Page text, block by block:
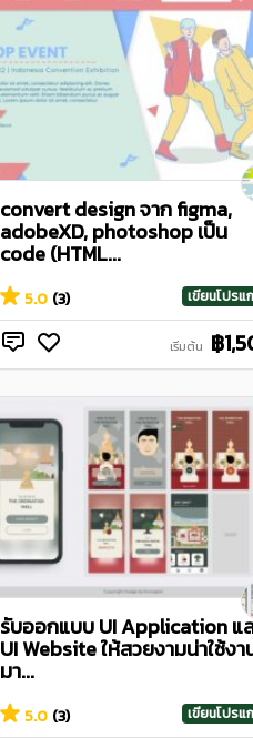
convert design จาก figma,
adobeXD, photoshop เป็น
code (HTML...
5.0 (3) เขียนโปรแ
เริ่มต้น ฿
รับออกแบบ UI Application แ
UI Website ให้สวยงามน่าใช้งา
มา...
5.0 (3) เขียนโปรแ